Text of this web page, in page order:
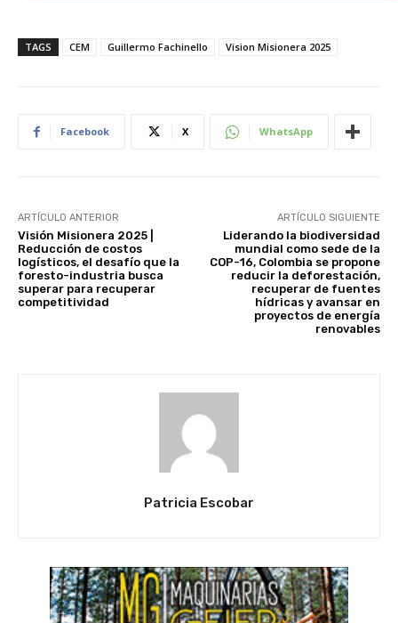
TAGS CEM Guillermo Fachinello Vision Misionera 2025
Facebook X WhatsApp
ARTÍCULO ANTERIOR
Visión Misionera 2025 |
Reducción de costos
logísticos, el desafío que la
foresto-industria busca
superar para recuperar
competitividad
ARTÍCULO SIGUIENTE
Liderando la biodiversidad
mundial como sede de la
COP-16, Colombia se propone
reducir la deforestación,
recuperar de fuentes
hídricas y avansar en
proyectos de energía
renovables
Patricia Escobar